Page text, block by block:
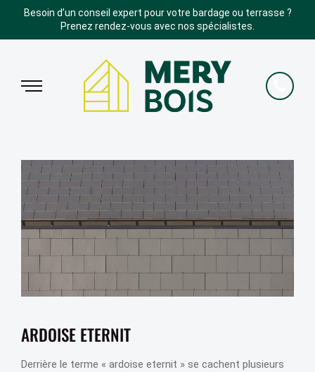
Besoin d’un conseil expert pour votre bardage ou terrasse ?
Prenez rendez-vous avec nos spécialistes.
ARDOISE ETERNIT
Derrière le terme « ardoise eternit » se cachent plusieurs